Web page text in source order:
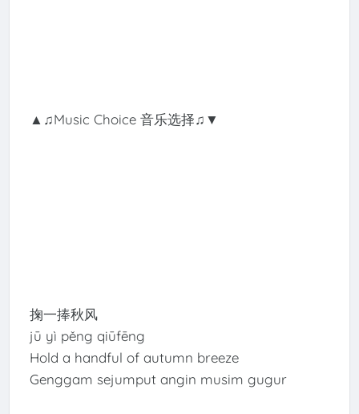
▲♫Music Choice 音乐选择♫▼
掬一捧秋风
jū yì pěng qiūfēng
Hold a handful of autumn breeze
Genggam sejumput angin musim gugur